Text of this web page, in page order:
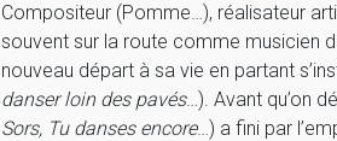
Compositeur (Pomme…), réalisateur
souvent sur la route comme musicien
nouveau départ à sa vie en partant
danser loin des pavés…). Avant qu’on
Sors, Tu danses encore…) a fini par